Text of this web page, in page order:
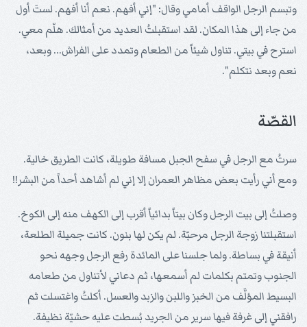
وتبسم الرجل الواقف أمامي وقال: "إني أفهم. نعم أنا أفهم. لستَ أول
من جاء إلى هذا المكان. لقد استقبلتُ العديد من أمثالك. هلّم معي.
استرح في بيتي. تناول شيئاً من الطعام وتمدد على الفراش... وبعد،
نعم وبعد نتكلم".
القصّة
سرتُ مع الرجل في سفح الجبل مسافة طويلة، كانت الطريق خالية.
ومع أني رأيت بعض مظاهر العمران إلا إني لم أشاهد أحداً من البشر!!
وصلتُ إلى بيت الرجل وكان بيتاً بدائياً أقرب إلى الكهف منه إلى الكوخ.
استقبلتنا زوجة الرجل مرحبّة. لم يكن لها بنون. كانت جميلة الطلعة،
أنيقة في بساطة. ولما جلسنا على المائدة رفع الرجل وجهه نحو
الجنوب وتمتم بكلمات لم أسمعها، ثم دعاني لأتناول من طعامه
البسيط المؤلَّف من الخبز واللبن والزبد والعسل. أكلتُ واغتسلت ثم
رافقني إلى غرفة فيها سرير من الجريد بُسطت عليه حشيّة نظيفة.